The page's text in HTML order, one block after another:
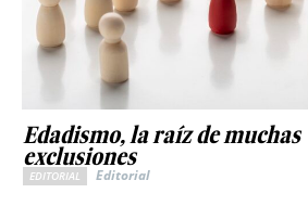
Edadismo, la raíz de muchas
exclusiones
EDITORIAL Editorial